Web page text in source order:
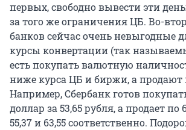
первых, свободно вывести эти
за того же ограничения ЦБ. Во-
банков сейчас очень невыгодные
курсы конвертации (так
есть покупать валютную
ниже курса ЦБ и биржи, а продают
Например, Сбербанк готов
доллар за 53,65 рубля, а продает по
55,37 и 63,55 соответственно.